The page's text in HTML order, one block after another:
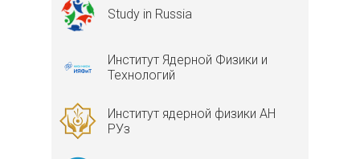
Study in Russia
Институт Ядерной Физики и
Технологий
Институт ядерной физики АН
РУз